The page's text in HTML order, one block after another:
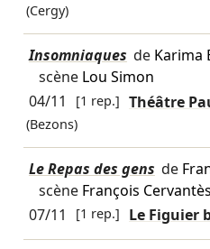
(Cergy)
Insomniaques de Karima
scène Lou Simon
04/11
[1 rep.] Théâtre
(Bezons)
Le Repas des gens de
scène François Cervantès
07/11
[1 rep.] Le Figuier